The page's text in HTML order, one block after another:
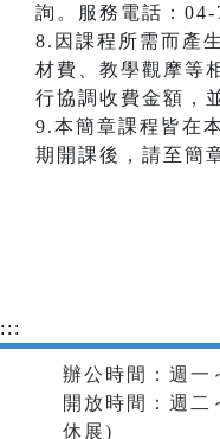
詢。服務電話：04-
8.因課程所需而產
材費、教學觀摩等
行協調收費金額，
9.本簡章課程皆在
期開課後，請至簡
:::
辦公時間：週一
開放時間：週
休展)